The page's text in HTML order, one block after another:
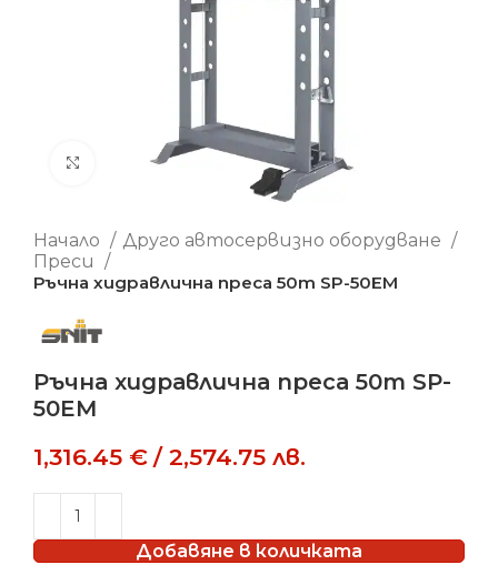
Увеличи
Начало
Друго автосервизно оборудване
Преси
Ръчна хидравлична преса 50т SP-50EM
Ръчна хидравлична преса 50т SP-
50EM
1,316.45 € / 2,574.75 лв.
Добавяне в количката